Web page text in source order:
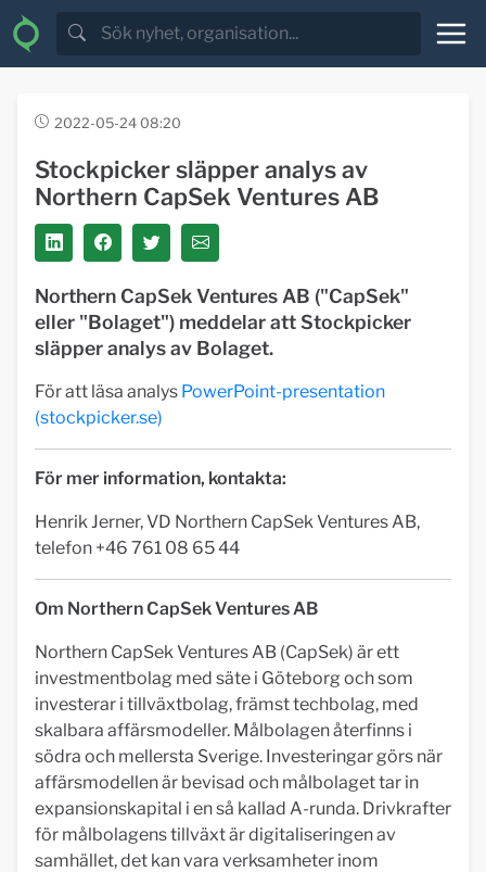
2022-05-24 08:20
Stockpicker släpper analys av
Northern CapSek Ventures AB
Northern CapSek Ventures AB ("CapSek"
eller "Bolaget") meddelar att Stockpicker
släpper analys av Bolaget.
För att läsa analys PowerPoint-presentation
(stockpicker.se)
För mer information, kontakta:
Henrik Jerner, VD Northern CapSek Ventures AB,
telefon +46 761 08 65 44
Om Northern CapSek Ventures AB
Northern CapSek Ventures AB (CapSek) är ett
investmentbolag med säte i Göteborg och som
investerar i tillväxtbolag, främst techbolag, med
skalbara affärsmodeller. Målbolagen återfinns i
södra och mellersta Sverige. Investeringar görs när
affärsmodellen är bevisad och målbolaget tar in
expansionskapital i en så kallad A-runda. Drivkrafter
för målbolagens tillväxt är digitaliseringen av
samhället, det kan vara verksamheter inom